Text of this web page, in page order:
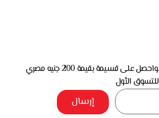
اشترك في النشرة الإخبارية …واحصل على قسيمة بقيمة 200 جنيه مصري
للتسوق الأول
إرسال